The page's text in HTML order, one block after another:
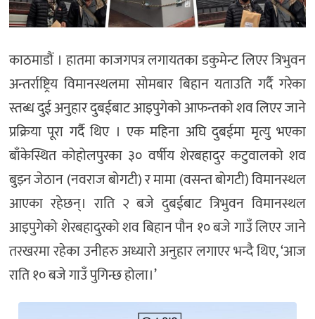
काठमाडौं । हातमा काजगपत्र लगायतका डकुमेन्ट लिएर त्रिभुवन
अन्तर्राष्ट्रिय विमानस्थलमा सोमबार बिहान यताउति गर्दै गरेका
स्तब्ध दुई अनुहार दुबईबाट आइपुगेको आफन्तको शव लिएर जाने
प्रक्रिया पूरा गर्दै थिए । एक महिना अघि दुबईमा मृत्यु भएका
बाँकेस्थित कोहोलपुरका ३० वर्षीय शेरबहादुर कटुवालको शव
बुझ्न जेठान (नवराज बोगटी) र मामा (वसन्त बोगटी) विमानस्थल
आएका रहेछन्। राति २ बजे दुबईबाट त्रिभुवन विमानस्थल
आइपुगेको शेरबहादुरको शव बिहान पौन १० बजे गाउँ लिएर जाने
तरखरमा रहेका उनीहरु अध्यारो अनुहार लगाएर भन्दै थिए, ‘आज
राति १० बजे गाउँ पुगिन्छ होला।’